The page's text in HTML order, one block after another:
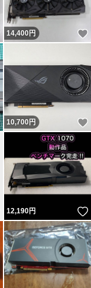
いいね！
14,400円
いいね！
10,700円
いいね！
12,190円